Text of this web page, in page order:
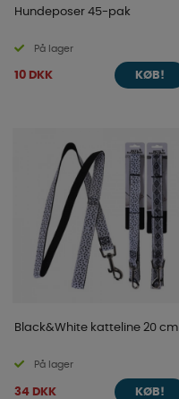
Hundeposer 45-pak
På lager
10 DKK KØB!
Black&White katteline 20 cm
På lager
34 DKK KØB!